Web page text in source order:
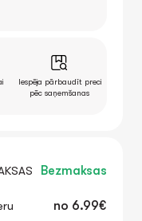
Iespēja pārbaudīt preci
pēc saņemšanas
Bezmaksas
no 6.99€